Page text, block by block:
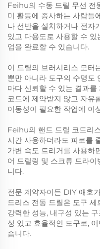
Feihu의 수동 드릴 무선 전
미 활동에 종사하는 사람들
나 선반을 설치하거나 전자
있고 다용도로 사용할 수
업을 완료할 수 있습니다.
이 드릴의 브러시리스 모터
뿐만 아니라 도구의 수명도
마다 신뢰할 수 있는 결과
코드에 제약받지 않고 자유
이동성이 필요한 작업에 이
Feihu의 핸드 드릴 코드리
시간 사용하더라도 피로를
가변 속도 트리거를 사용하
어 드릴링 및 스크류 드라
니다.
전문 계약자이든 DIY 애호
드리스 전동 드릴은 도구
강력한 성능, 내구성 있는
성 있고 효율적인 도구로,
습니다.